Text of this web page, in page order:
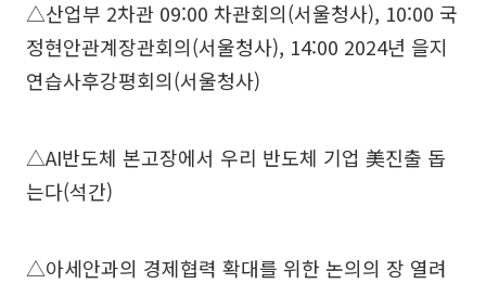
△산업부 2차관 09:00 차관회의(서울청사), 10:00 국
정현안관계장관회의(서울청사), 14:00 2024년 을지
연습사후강평회의(서울청사)
△AI반도체 본고장에서 우리 반도체 기업 美진출 돕
는다(석간)
△아세안과의 경제협력 확대를 위한 논의의 장 열려